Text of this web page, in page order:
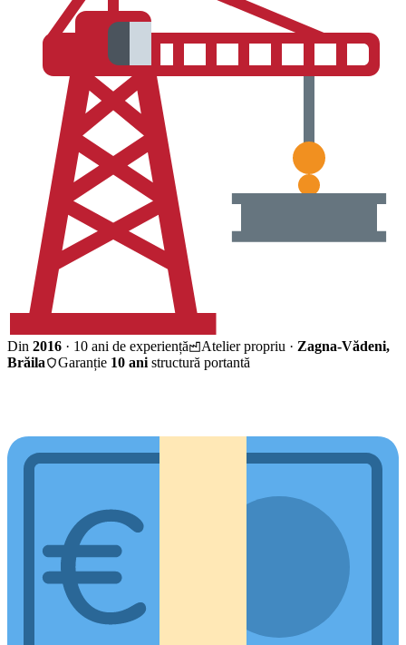
Din 2016 · 10 ani de experiență Atelier propriu · Zagna-Vădeni,
Brăila
Garanție 10 ani structură portantă